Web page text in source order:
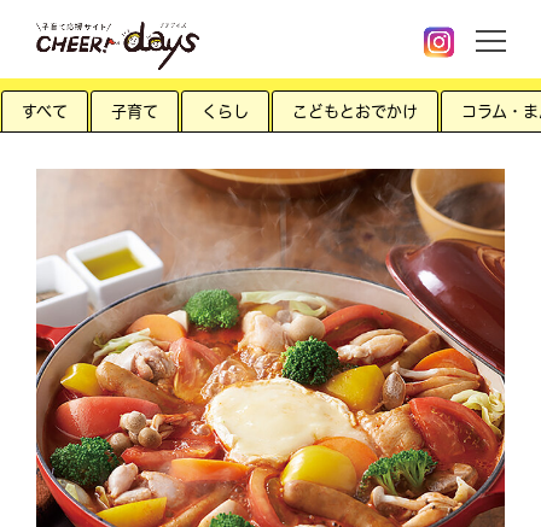
すべて 子育て くらし こどもとおでかけ コラム・